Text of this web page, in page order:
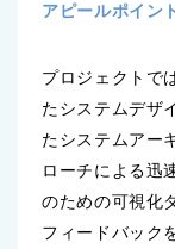
アピールポイント
プロジェクトで
たシステムデザ
たシステムアー
ローチによる迅
のための可視化
フィードバック